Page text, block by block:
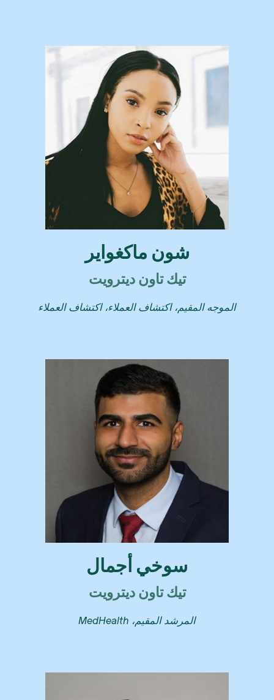
شون ماكغواير
تيك تاون ديترويت
الموجه المقيم، اكتشاف العملاء، اكتشاف العملاء
سوخي أجمال
تيك تاون ديترويت
المرشد المقيم، MedHealth